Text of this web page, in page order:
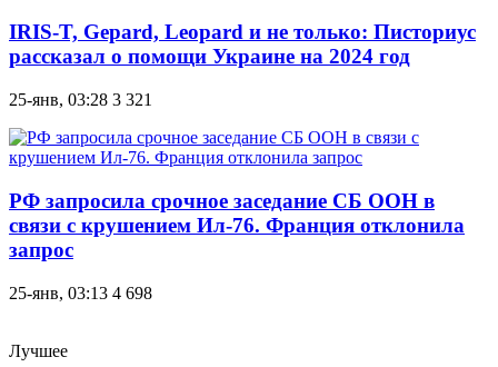
IRIS-T, Gepard, Leopard и не только: Писториус
рассказал о помощи Украине на 2024 год
25-янв, 03:28 3 321
РФ запросила срочное заседание СБ ООН в
связи с крушением Ил-76. Франция отклонила
запрос
25-янв, 03:13 4 698
Лучшее